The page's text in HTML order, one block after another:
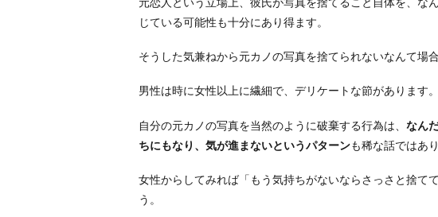
る
た
彼
に
嫉
し
じている可能性も十分にあり得ます。
そうした気兼ねから元カノの写真を捨てられないなんて場合
男性は時に女性以上に繊細で、デリケートな節があります。
自分の元カノの写真を当然のように破棄する行為は、 なん
ちにもなり、気が進まないというパターンも稀な話ではあ
女性からしてみれば「もう気持ちがないならさっさと捨て
う。